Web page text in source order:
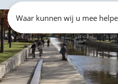
Zoeken
Waar
kunnen
wij
u
mee
helpen?